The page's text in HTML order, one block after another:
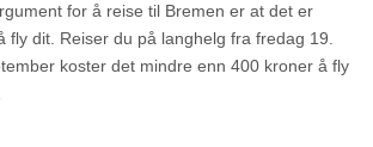
for å reise til Bremen er at det er
fly dit. Reiser du på langhelg fra fredag 19.
koster det mindre enn 400 kroner å fly